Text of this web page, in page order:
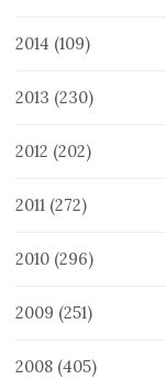
2014 (109)
2013 (230)
2012 (202)
2011 (272)
2010 (296)
2009 (251)
2008 (405)